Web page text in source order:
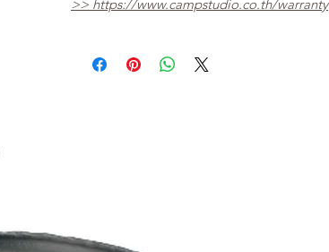
>> https://www.campstudio.co.th/warranty